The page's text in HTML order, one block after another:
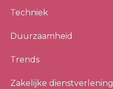
Techniek
Duurzaamheid
Trends
Zakelijke dienstverlening